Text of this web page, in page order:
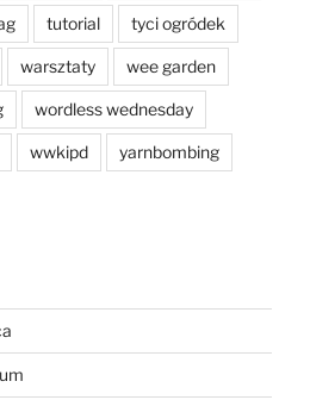
tutorial tyci ogródek
warsztaty wee garden
wordless wednesday
wwkipd yarnbombing